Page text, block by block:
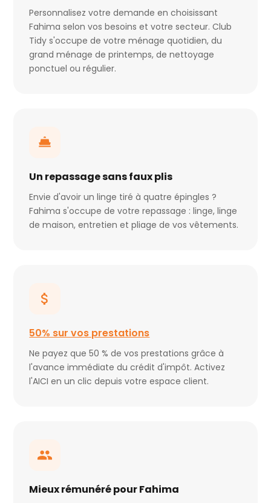
Personnalisez votre demande en choisissant
Fahima selon vos besoins et votre secteur. Club
Tidy s'occupe de votre ménage quotidien, du
grand ménage de printemps, de nettoyage
ponctuel ou régulier.
Un repassage sans faux plis
Envie d'avoir un linge tiré à quatre épingles ?
Fahima s'occupe de votre repassage : linge, linge
de maison, entretien et pliage de vos vêtements.
50% sur vos prestations
Ne payez que 50 % de vos prestations grâce à
l'avance immédiate du crédit d'impôt. Activez
l'AICI en un clic depuis votre espace client.
Mieux rémunéré pour Fahima